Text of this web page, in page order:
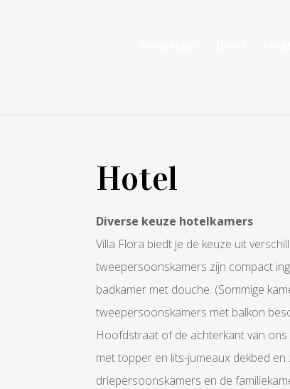
Hotel
Diverse keuze hotelkamers
Villa Flora biedt je de keuze uit
tweepersoonskamers zijn compact
badkamer met douche. (Sommige
tweepersoonskamers met balkon
Hoofdstraat of de achterkant van
met topper en lits-jumeaux dekbed
driepersoonskamers en de